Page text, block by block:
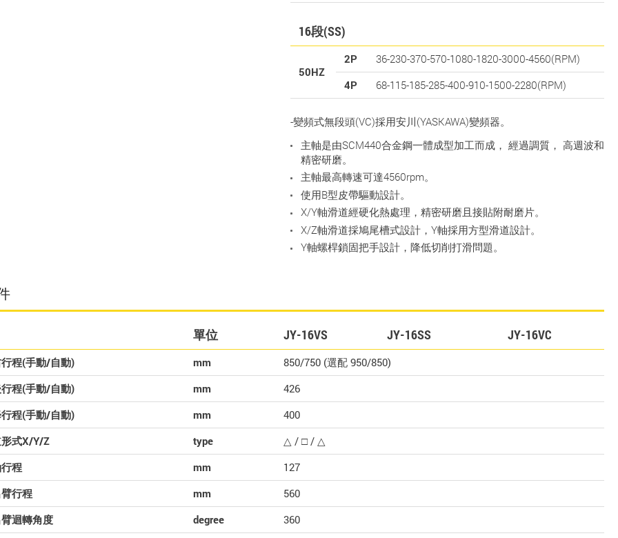
16段(SS)
50HZ
2P
36-230-370-570-1080-1820-3000-4560(RPM)
4P
68-115-185-285-400-910-1500-2280(RPM)
-變頻式無段頭(VC)採用安川(YASKAWA)變頻器。
主軸是由SCM440合金鋼一體成型加工而成， 經過調質， 高週波和
精密研磨。
主軸最高轉速可達4560rpm。
使用B型皮帶驅動設計。
X/Y軸滑道經硬化熱處理，精密研磨且接貼附耐磨片。
X/Z軸滑道採鳩尾槽式設計，Y軸採用方型滑道設計。
Y軸螺桿鎖固把手設計，降低切削打滑問題。
單位 JY-16VS JY-16SS JY-16VC
程(手動/自動) mm
850/750 (選配 950/850)
程(手動/自動)
mm
426
程(手動/自動)
mm
400
式X/Y/Z
type
△ / □ / △
程
mm
127
行程
mm
560
迴轉角度
degree
360